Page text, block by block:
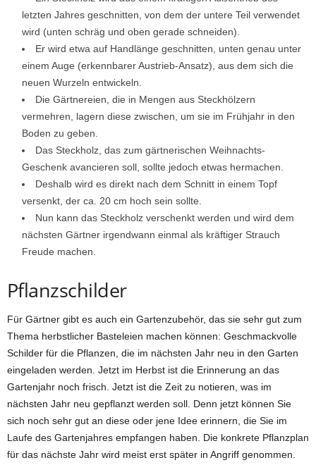
letzten Jahres geschnitten, von dem der untere Teil verwendet
wird (unten schräg und oben gerade schneiden).
Er wird etwa auf Handlänge geschnitten, unten genau unter
einem Auge (erkennbarer Austrieb-Ansatz), aus dem sich die
neuen Wurzeln entwickeln.
Die Gärtnereien, die in Mengen aus Steckhölzern
vermehren, lagern diese zwischen, um sie im Frühjahr in den
Boden zu geben.
Das Steckholz, das zum gärtnerischen Weihnachts-
Geschenk avancieren soll, sollte jedoch etwas hermachen.
Deshalb wird es direkt nach dem Schnitt in einem Topf
versenkt, der ca. 20 cm hoch sein sollte.
Nun kann das Steckholz verschenkt werden und wird dem
nächsten Gärtner irgendwann einmal als kräftiger Strauch
Freude machen.
Pflanzschilder
Für Gärtner gibt es auch ein Gartenzubehör, das sie sehr gut zum
Thema herbstlicher Basteleien machen können: Geschmackvolle
Schilder für die Pflanzen, die im nächsten Jahr neu in den Garten
eingeladen werden. Jetzt im Herbst ist die Erinnerung an das
Gartenjahr noch frisch. Jetzt ist die Zeit zu notieren, was im
nächsten Jahr neu gepflanzt werden soll. Denn jetzt können Sie
sich noch sehr gut an diese oder jene Idee erinnern, die Sie im
Laufe des Gartenjahres empfangen haben. Die konkrete Pflanzplan
für das nächste Jahr wird meist erst später in Angriff genommen.